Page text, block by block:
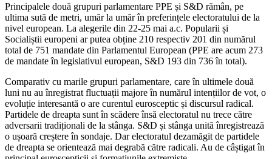
Principalele două grupuri parlamentare PPE și S&D rămân, pe
ultima sută de metri, umăr la umăr în preferințele electoratului de la
nivel european. La alegerile din 22-25 mai a.c. Popularii și
Socialiștii europeni ar putea obține 210 respectiv 201 din numărul
total de 751 mandate din Parlamentul European (PPE are acum 273
de mandate în legislativul european, S&D 193 din 736 în total).
Comparativ cu marile grupuri parlamentare, care în ultimele două
luni nu au înregistrat fluctuații majore în numărul intențiilor de vot, o
evoluție interesantă o are curentul eurosceptic și discursul radical.
Partidele de dreapta sunt în scădere însă electoratul nu trece către
adversarii tradiționali de la stânga. S&D și stânga unită înregistrează
o ușoară creștere în sondaje. Dar electoratul dezamăgit de partidele
de dreapta se orientează mai degrabă către radicali. Au de câștigat în